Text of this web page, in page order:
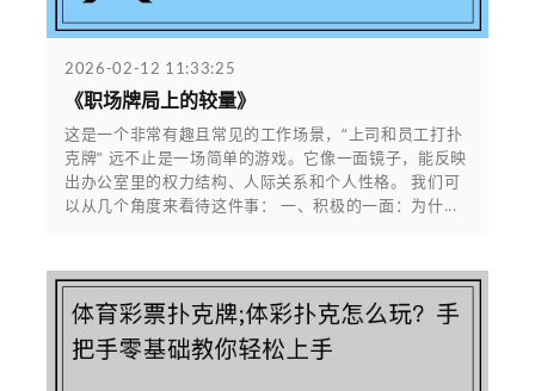
2026-02-12 11:33:25
《职场牌局上的较量》
这是一个非常有趣且常见的工作场景，“上司和员工打扑
克牌” 远不止是一场简单的游戏。它像一面镜子，能反映
出办公室里的权力结构、人际关系和个人性格。 我们可
以从几个角度来看待这件事： 一、积极的一面：为什...